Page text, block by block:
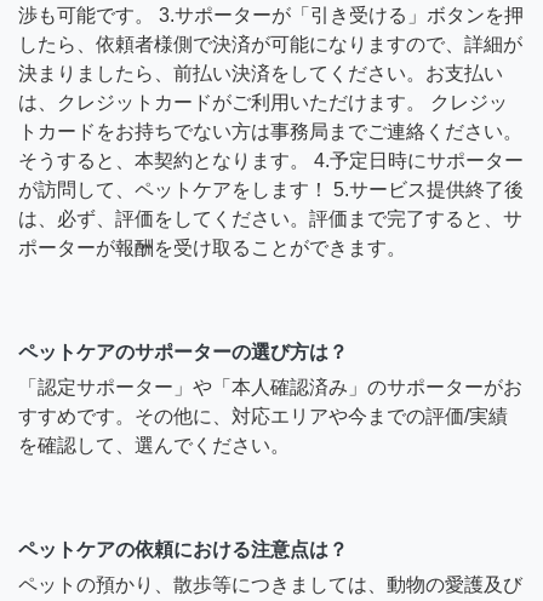
渉も可能です。 3.サポーターが「引き受ける」ボタンを押
したら、依頼者様側で決済が可能になりますので、詳細が
決まりましたら、前払い決済をしてください。お支払い
は、クレジットカードがご利用いただけます。 クレジッ
トカードをお持ちでない方は事務局までご連絡ください。
そうすると、本契約となります。 4.予定日時にサポーター
が訪問して、ペットケアをします！ 5.サービス提供終了後
は、必ず、評価をしてください。評価まで完了すると、サ
ポーターが報酬を受け取ることができます。
ペットケアのサポーターの選び方は？
「認定サポーター」や「本人確認済み」のサポーターがお
すすめです。その他に、対応エリアや今までの評価/実績
を確認して、選んでください。
ペットケアの依頼における注意点は？
ペットの預かり、散歩等につきましては、動物の愛護及び